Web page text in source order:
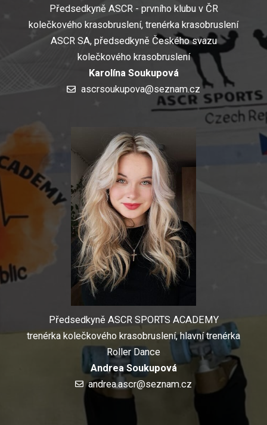
Předsedkyně ASCR - prvního klubu v ČR
kolečkového krasobruslení, trenérka krasobruslení
ASCR SA, předsedkyně Českého svazu
kolečkového krasobruslení
Karolína Soukupová
ascrsoukupova@seznam.cz
Předsedkyně ASCR SPORTS ACADEMY
trenérka kolečkového krasobruslení, hlavní trenérka
Roller Dance
Andrea Soukupová
andrea.ascr@seznam.cz